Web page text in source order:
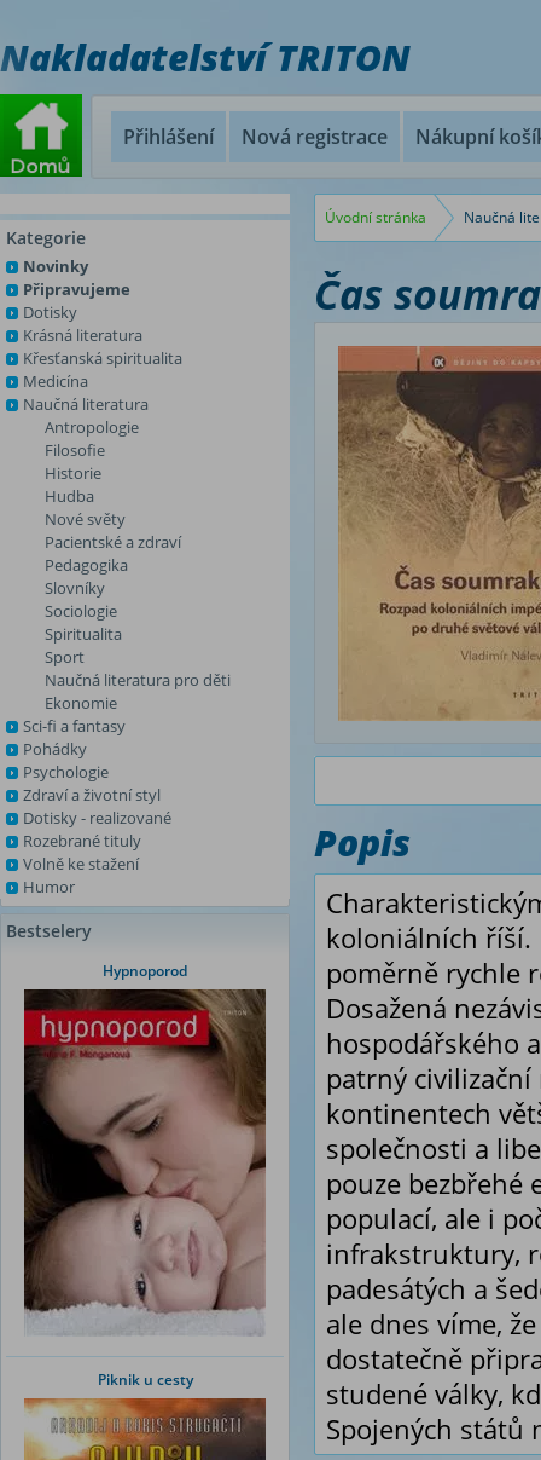
Nakladatelství TRITON
Přihlášení Nová registrace Nákupní
Kategorie
Novinky
Připravujeme
Dotisky
Krásná literatura
Křesťanská spiritualita
Medicína
Naučná literatura
Antropologie
Filosofie
Historie
Hudba
Nové světy
Pacientské a zdraví
Pedagogika
Slovníky
Sociologie
Spiritualita
Sport
Naučná literatura pro děti
Ekonomie
Sci-fi a fantasy
Pohádky
Psychologie
Zdraví a životní styl
Dotisky - realizované
Rozebrané tituly
Volně ke stažení
Humor
Bestselery
Hypnoporod
Piknik u cesty
Úvodní stránka Naučná
Čas
Popis
koloniálních říší.
poměrně rychle
Dosažená
hospodářského
patrný
kontinentech
společnosti a
pouze bezbřehé
populací, ale i
infrakstruktury,
padesátých a
ale dnes víme,
dostatečně
studené války,
Spojených států